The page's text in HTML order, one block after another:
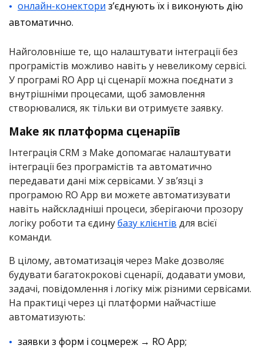
онлайн-конектори з’єднують їх і виконують дію
автоматично.
Найголовніше те, що налаштувати інтеграції без
програмістів можливо навіть у невеликому сервісі.
У програмі RO App ці сценарії можна поєднати з
внутрішніми процесами, щоб замовлення
створювалися, як тільки ви отримуєте заявку.
Make як платформа сценаріїв
Інтеграція CRM з Make допомагає налаштувати
інтеграції без програмістів та автоматично
передавати дані між сервісами. У зв’язці з
програмою RO App ви можете автоматизувати
навіть найскладніші процеси, зберігаючи прозору
логіку роботи та єдинубазу клієнтів для всієї
команди.
В цілому, автоматизація через Make дозволяє
будувати багатокрокові сценарії, додавати умови,
задачі, повідомлення і логіку між різними сервісами.
На практиці через ці платформи найчастіше
автоматизують:
заявки з форм і соцмереж → RO App;